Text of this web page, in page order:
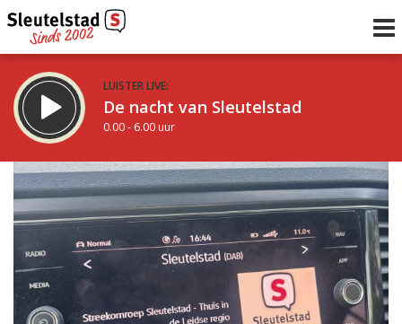
LUISTER LIVE:
De nacht van Sleutelstad
0.00 - 6.00 uur
STRAKS:
De ochtend van Sleutelstad
6.00 - 12.00 uur
Vorig uur
uur 1 van 0 Volgend uur